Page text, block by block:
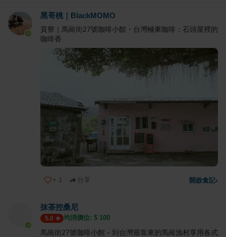
黑哥桃｜BlackMOMO
貢寮｜馬崗街27號咖啡小館・台灣極東咖啡：石頭屋裡的
咖啡香
+ 1 分享 開啟食記›
抹茶控桑尼
5.0 均消價位: $ 100
馬崗街27號咖啡小館－到台灣最靠東的馬崗漁村享用各式